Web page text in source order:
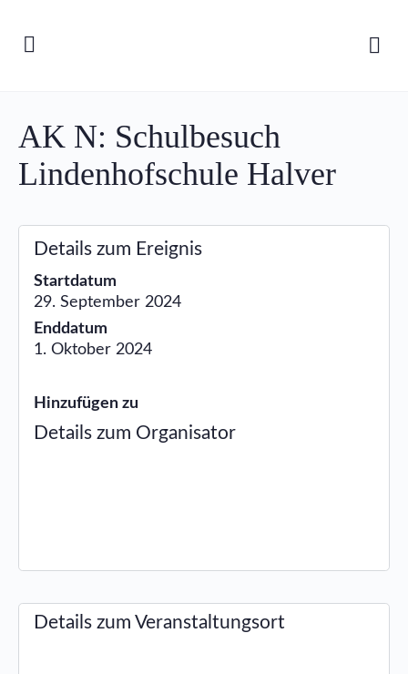
AK N: Schulbesuch
Lindenhofschule Halver
Details zum Ereignis
Startdatum
29. September 2024
Enddatum
1. Oktober 2024
Hinzufügen zu
Details zum Organisator
Details zum Veranstaltungsort